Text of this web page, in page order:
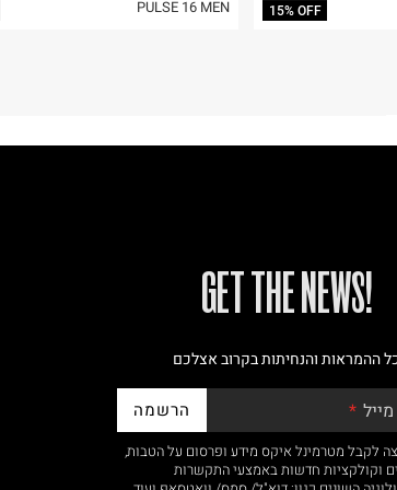
PULSE 16 MEN
15% OFF
!GET THE NEWS
ההמראות והנחיתות בקרוב אצלכם
הרשמה
לקבל מטרמינל איקס מידע ופרסום על הטבות,
וקולקציות חדשות באמצעי התקשרות